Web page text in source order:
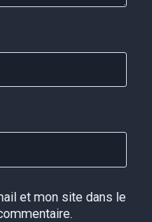
et mon site dans le